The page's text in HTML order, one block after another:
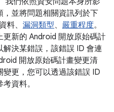
並將問題相關資訊列於下
料、 漏洞類型、 嚴重程度。
新的 Android 開放原始碼計
決某錯誤，該錯誤 ID 會連
開放原始碼計畫變更清
更，您可以透過該錯誤 ID
資料。